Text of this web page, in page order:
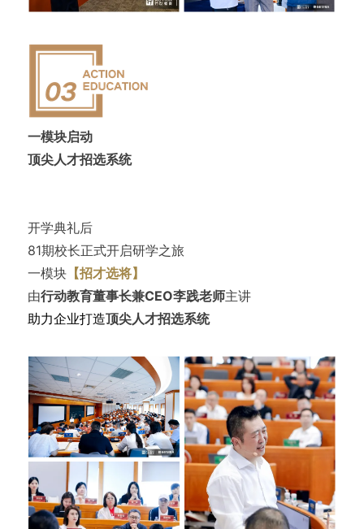
一模块启动
顶尖人才招选系统
开学典礼后
81期校长正式开启研学之旅
一模块【招才选将】
由行动教育董事长兼CEO李践老师主讲
助力企业打造顶尖人才招选系统